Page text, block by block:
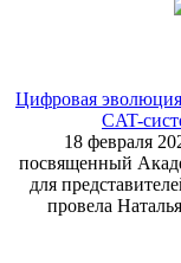
Цифровая эволюция
CAT-
18 февраля
посвященный
для
провела